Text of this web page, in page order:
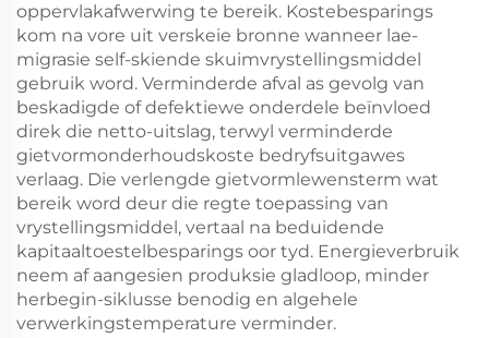
oppervlakafwerwing te bereik. Kostebesparings
kom na vore uit verskeie bronne wanneer lae-
migrasie self-skiende skuimvrystellingsmiddel
gebruik word. Verminderde afval as gevolg van
beskadigde of defektiewe onderdele beïnvloed
direk die netto-uitslag, terwyl verminderde
gietvormonderhoudskoste bedryfsuitgawes
verlaag. Die verlengde gietvormlewensterm wat
bereik word deur die regte toepassing van
vrystellingsmiddel, vertaal na beduidende
kapitaaltoestelbesparings oor tyd. Energieverbruik
neem af aangesien produksie gladloop, minder
herbegin-siklusse benodig en algehele
verwerkingstemperature verminder.